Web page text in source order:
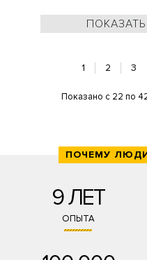
1 2 3
Показано с 22 по
ПОЧЕМУ
9 ЛЕТ
ОПЫТА